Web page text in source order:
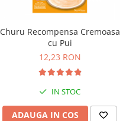
Churu Recompensa Cremoasa
cu Pui
12,23 RON
IN STOC
ADAUGA IN COS